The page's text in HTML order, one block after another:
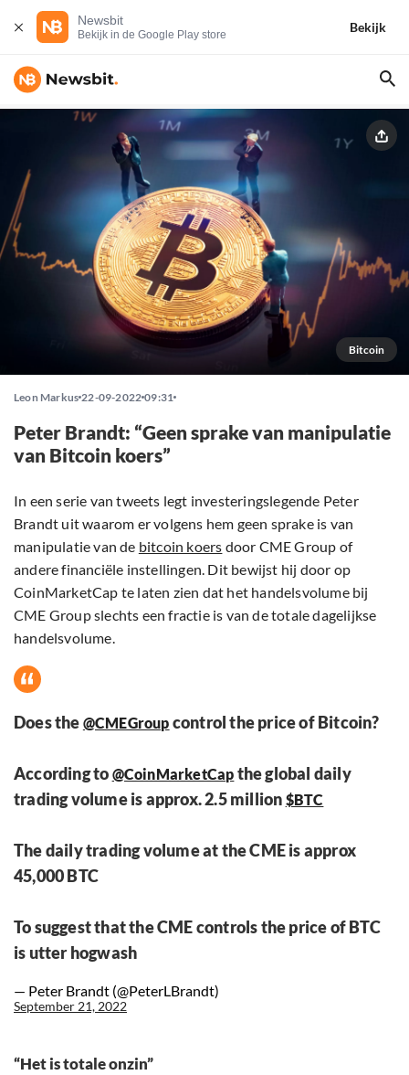
Newsbit
Bekijk in de Google Play store
Bekijk
Bitcoin
Leon Markus 22-09-2022 09:31
Peter Brandt: “Geen sprake van manipulatie
van Bitcoin koers”
In een serie van tweets legt investeringslegende Peter
Brandt uit waarom er volgens hem geen sprake is van
manipulatie van de bitcoin koers door CME Group of
andere financiële instellingen. Dit bewijst hij door op
CoinMarketCap te laten zien dat het handelsvolume bij
CME Group slechts een fractie is van de totale dagelijkse
handelsvolume.
Does the @CMEGroup control the price of Bitcoin?
According to @CoinMarketCap the global daily
trading volume is approx. 2.5 million $BTC
The daily trading volume at the CME is approx
45,000 BTC
To suggest that the CME controls the price of BTC
is utter hogwash
— Peter Brandt (@PeterLBrandt)
September 21, 2022
“Het is totale onzin”